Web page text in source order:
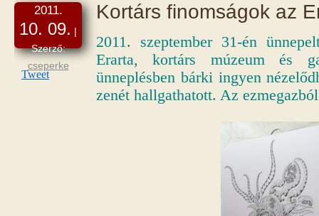
Kortárs finomságok az
2011.
10. 09. |
Szerző:
cseperke
Tweet
2011. szeptember 31-én
Erarta, kortárs múzeum és
ünneplésben bárki ingyen
zenét hallgathatott. Az